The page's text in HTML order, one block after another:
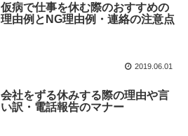
仮病で仕事を休む際のおすすめの
理由例とNG理由例・連絡の注意点
2019.06.01
会社をずる休みする際の理由や言
い訳・電話報告のマナー